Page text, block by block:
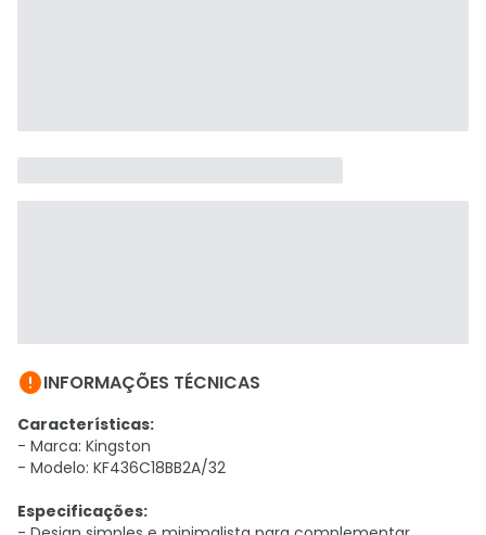
INFORMAÇÕES TÉCNICAS
Características:
- Marca: Kingston
- Modelo: KF436C18BB2A/32
Especificações: